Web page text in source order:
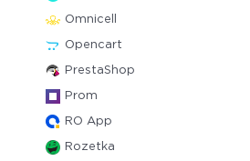
Omnicell
Opencart
PrestaShop
Prom
RO App
Rozetka